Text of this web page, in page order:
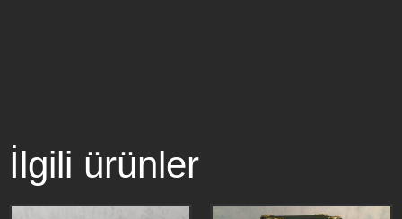
İlgili ürünler